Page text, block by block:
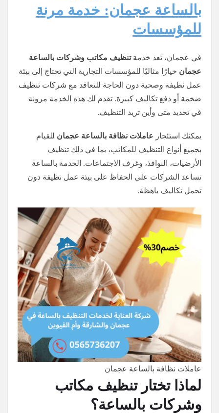
بالساعة عجمان: خدمة مرنة
للمؤسسات
في عجمان، تعد خدمةتنظيف مكاتب وشركات بالساعة
عجمان خيارًا مثاليًا للمؤسسات التجارية التي تحتاج إلى بيئة
عمل نظيفة وصحية دون الحاجة للتعاقد مع شركات تنظيف
ضخمة أو دفع تكاليف كبيرة. تقدم لك هذه الخدمة مرونة
في تحديد متى وأين تريد التنظيف.
يمكنك استئجار عاملات نظافة بالساعة عجمان للقيام
بجميع أنواع التنظيف للمكاتب، بما في ذلك تنظيف
الأرضيات، النوافذ، وغرف الاجتماعات. الخدمة بالساعة
تساعد الشركات على الحفاظ على بيئة عمل نظيفة دون
تحمل تكاليف باهظة.
عاملات نظافة بالساعة عجمان
لماذا تختار تنظيف مكاتب
وشركات بالساعة؟